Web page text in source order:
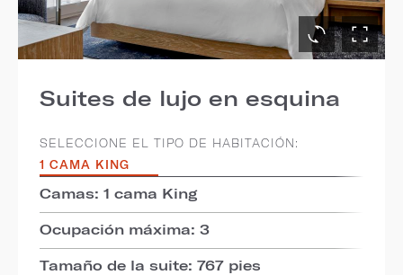
Suites de lujo en esquina
SELECCIONE EL TIPO DE HABITACIÓN:
1 CAMA KING
Camas: 1 cama King
Ocupación máxima: 3
Tamaño de la suite: 767 pies